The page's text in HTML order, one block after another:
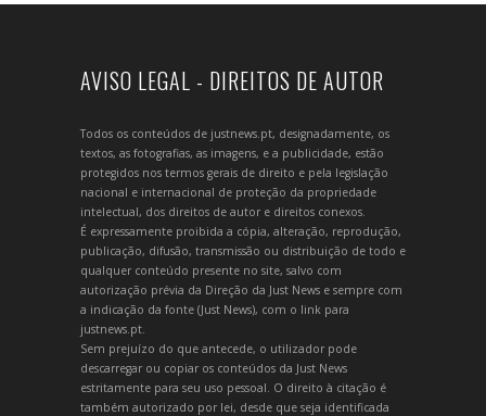
AVISO LEGAL - DIREITOS DE AUTOR
Todos os conteúdos de justnews.pt, designadamente, os
textos, as fotografias, as imagens, e a publicidade, estão
protegidos nos termos gerais de direito e pela legislação
nacional e internacional de proteção da propriedade
intelectual, dos direitos de autor e direitos conexos.
É expressamente proibida a cópia, alteração, reprodução,
publicação, difusão, transmissão ou distribuição de todo e
qualquer conteúdo presente no site, salvo com
autorização prévia da Direção da Just News e sempre com
a indicação da fonte (Just News), com o link para
justnews.pt.
Sem prejuízo do que antecede, o utilizador pode
descarregar ou copiar os conteúdos da Just News
estritamente para seu uso pessoal. O direito à citação é
também autorizado por lei, desde que seja identificada